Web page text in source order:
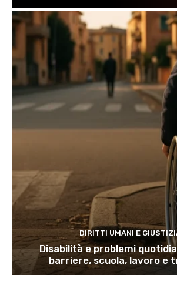
DIRITTI UMANI E
Disabilità e problemi
barriere, scuola, lavoro e